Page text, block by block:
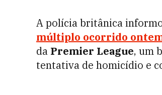
A polícia britânica
múltiplo ocorrido
da Premier League, um
tentativa de homicídio e